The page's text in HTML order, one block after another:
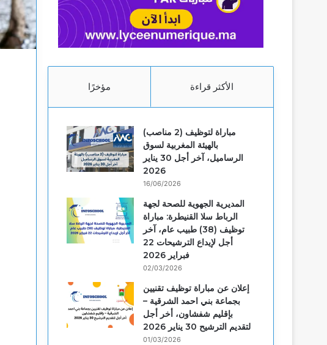
f
f
l
m
مؤخرًا الأكثر قراءة
مباراة لتوظيف (2 مناصب)
بالهيئة المغربية لسوق
الرساميل، آخر أجل 30 يناير
2026
16/06/2026
المديرية الجهوية للصحة لجهة
الرباط سلا القنيطرة: مباراة
توظيف (38) طبيب عام، آخر
أجل لإيداع الترشيحات 22
فبراير 2026
02/03/2026
إعلان عن مباراة توظيف تقنيين
بجماعة بني احمد الشرقية –
بإقليم شفشاون، أخر أجل
لتقديم الترشيح 30 يناير 2026
01/03/2026